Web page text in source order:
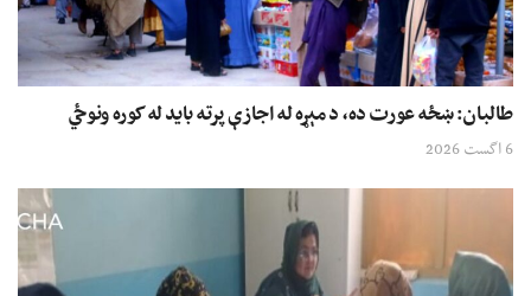
طالبان: ښځه عورت ده، د مېړه له اجازې پرته باید له کوره ونوځي
6 اگست 2026